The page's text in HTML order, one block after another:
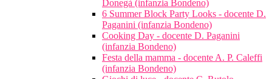
Donegà (infanzia Bondeno)
6 Summer Block Party Looks - docente D.
Paganini (infanzia Bondeno)
Cooking Day - docente D. Paganini
(infanzia Bondeno)
Festa della mamma - docente A. P. Caleffi
(infanzia Bondeno)